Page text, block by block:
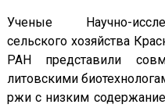
Ученые Научно-
сельского хозяйства
РАН представили
литовскими
ржи с низким